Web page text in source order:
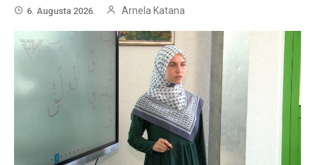
6. Augusta 2026. Arnela Katana